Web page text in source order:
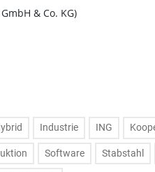
& Co. KG)
Industrie ING
Software Stabstahl